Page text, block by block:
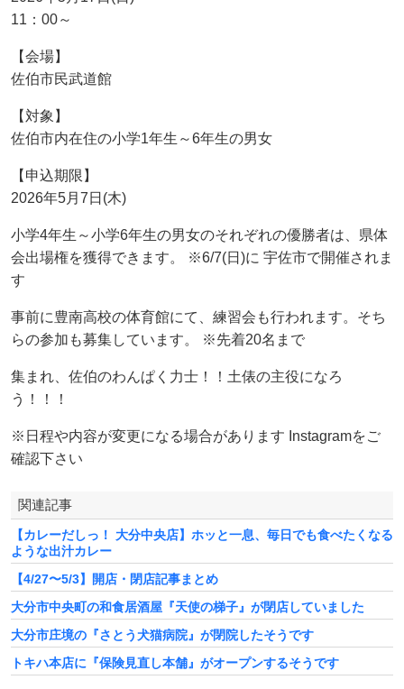
11：00～
【会場】
佐伯市民武道館
【対象】
佐伯市内在住の小学1年生～6年生の男女
【申込期限】
2026年5月7日(木)
小学4年生～小学6年生の男女のそれぞれの優勝者は、県体
会出場権を獲得できます。 ※6/7(日)に 宇佐市で開催されま
す
事前に豊南高校の体育館にて、練習会も行われます。そち
らの参加も募集しています。 ※先着20名まで
集まれ、佐伯のわんぱく力士！！土俵の主役になろ
う！！！
※日程や内容が変更になる場合があります Instagramをご
確認下さい
関連記事
【カレーだしっ！ 大分中央店】ホッと一息、毎日でも食べたくなる
ような出汁カレー
【4/27〜5/3】開店・閉店記事まとめ
大分市中央町の和食居酒屋『天使の梯子』が閉店していました
大分市庄境の『さとう犬猫病院』が閉院したそうです
トキハ本店に『保険見直し本舗』がオープンするそうです